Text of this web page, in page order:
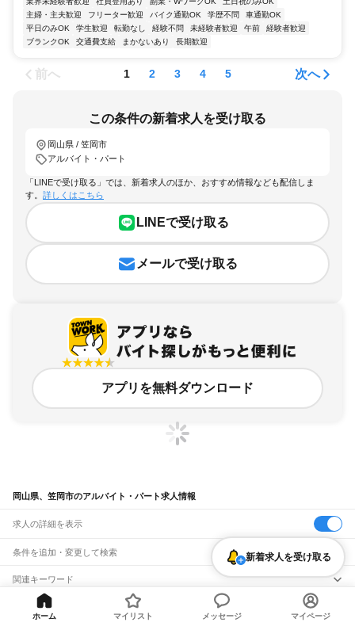
主婦・主夫歓迎
フリーター歓迎 バイク通勤OK 学歴不問
車通勤OK
平日のみOK
学生歓迎 転勤なし 経験不問 未経験者歓迎 午前
経験者歓迎
ブランクOK
交通費支給 まかないあり 長期歓迎
前へ 1 2 3 4 5 次へ
この条件の新着求人を受け取る
岡山県 / 笠岡市
アルバイト・パート
「LINEで受け取る」では、新着求人のほか、おすすめ情報なども配信しま
す。 詳しくはこちら
LINEで受け取る
メールで受け取る
アプリを無料ダウンロード
岡山県、笠岡市のアルバイト・パート求人情報
求人の詳細を表示
条件を追加・変更して検索
市区町村を追加・変更
岡山県
岡山県 すべて
駅を追加・変更
関連キーワード
岡山県 笠岡市 パート求人岡山県 笠岡市 バイト
岡山県 笠岡市 仕事
岡山県 笠岡市 パート事務 岡山県 笠岡市 正社員募集
バイトTOP 笠岡市 アルバイト・パートの求人
新着求人を受け取る
ホーム マイリスト メッセージ マイページ